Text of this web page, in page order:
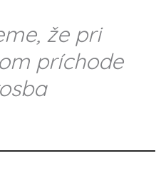
že pri
príchode